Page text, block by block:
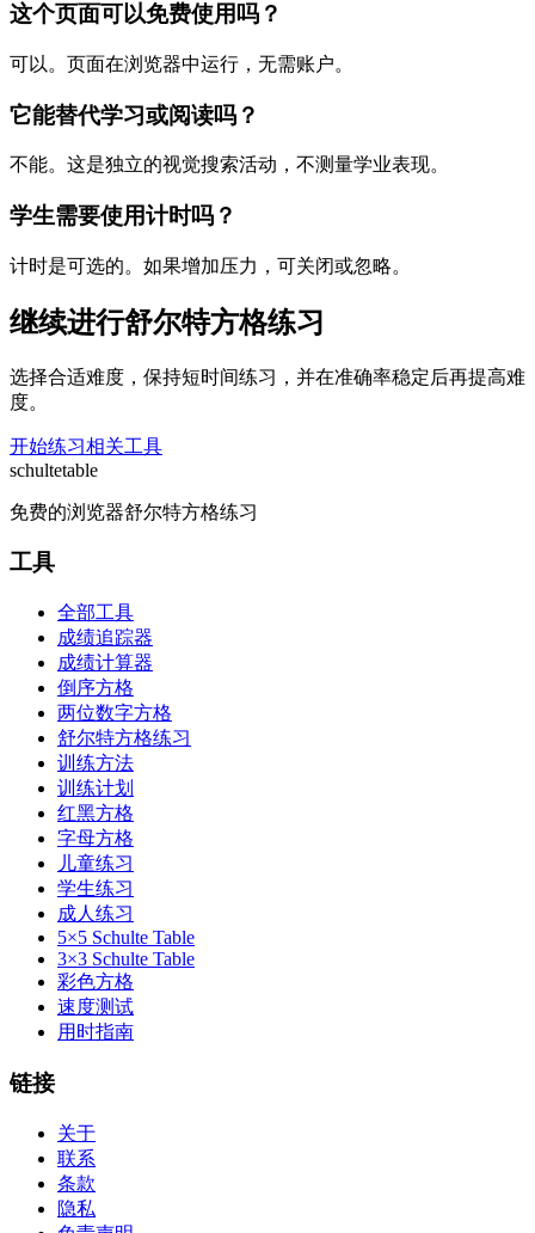
这个页面可以免费使用吗？
可以。页面在浏览器中运行，无需账户。
它能替代学习或阅读吗？
不能。这是独立的视觉搜索活动，不测量学业表现。
学生需要使用计时吗？
计时是可选的。如果增加压力，可关闭或忽略。
继续进行舒尔特方格练习
选择合适难度，保持短时间练习，并在准确率稳定后再提高难
度。
开始练习相关工具
schultetable
免费的浏览器舒尔特方格练习
工具
全部工具
成绩追踪器
成绩计算器
倒序方格
两位数字方格
舒尔特方格练习
训练方法
训练计划
红黑方格
字母方格
儿童练习
学生练习
成人练习
5×5 Schulte Table
3×3 Schulte Table
彩色方格
速度测试
用时指南
链接
关于
联系
条款
隐私